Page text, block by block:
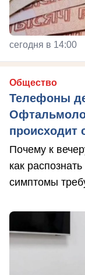
сегодня в 14:00
Общество
Телефоны
происходит
Почему к
как
симптомы